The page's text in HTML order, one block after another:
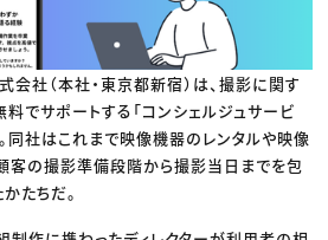
会社（本社・東京都新宿）は、撮影に関す
でサポートする「コンシェルジュサービ
同社はこれまで映像機器のレンタルや映像
客の撮影準備段階から撮影当日までを包
たちだ。